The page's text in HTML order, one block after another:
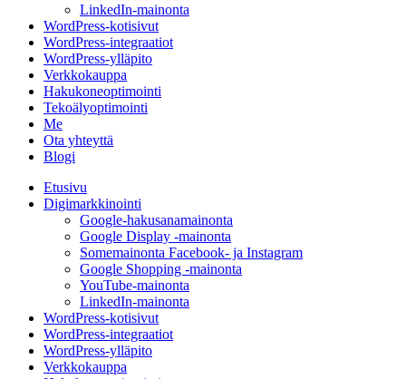
LinkedIn-mainonta
WordPress-kotisivut
WordPress-integraatiot
WordPress-ylläpito
Verkkokauppa
Hakukoneoptimointi
Tekoälyoptimointi
Me
Ota yhteyttä
Blogi
Etusivu
Digimarkkinointi
Google-hakusanamainonta
Google Display -mainonta
Somemainonta Facebook- ja Instagram
Google Shopping -mainonta
YouTube-mainonta
LinkedIn-mainonta
WordPress-kotisivut
WordPress-integraatiot
WordPress-ylläpito
Verkkokauppa